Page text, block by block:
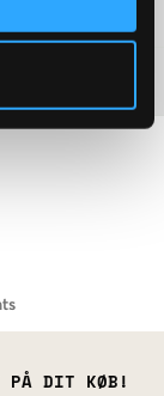
PÅ DIT KØB!